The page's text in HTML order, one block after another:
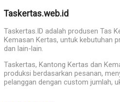
Taskertas.web.id
Taskertas.ID adalah produsen Tas
Kemasan Kertas, untuk kebutuhan
dan lain-lain.
Taskertas, Kantong Kertas dan
produksi berdasarkan pesanan,
pelanggan dengan custom jumlah,